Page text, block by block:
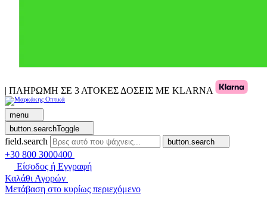
| ΠΛΗΡΩΜΗ ΣΕ 3 ΑΤΟΚΕΣ ΔΟΣΕΙΣ ΜΕ KLARNA
menu
button.searchToggle
field.search button.search
+30 800 3000400
Είσοδος ή Εγγραφή
Καλάθι Αγορών
Μετάβαση στο κυρίως περιεχόμενο